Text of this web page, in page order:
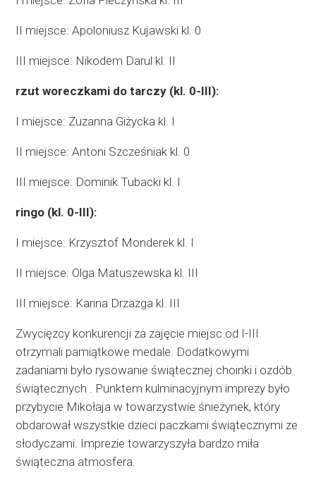
II miejsce: Apoloniusz Kujawski kl. 0
III miejsce: Nikodem Darul kl. II
rzut woreczkami do tarczy (kl. 0-III):
I miejsce: Zuzanna Giżycka kl. I
II miejsce: Antoni Szcześniak kl. 0
III miejsce: Dominik Tubacki kl. I
ringo (kl. 0-III):
I miejsce: Krzysztof Monderek kl. I
II miejsce: Olga Matuszewska kl. III
III miejsce: Karina Drzazga kl. III
Zwycięzcy konkurencji za zajęcie miejsc od I-III
otrzymali pamiątkowe medale. Dodatkowymi
zadaniami było rysowanie świątecznej choinki i ozdób
świątecznych . Punktem kulminacyjnym imprezy było
przybycie Mikołaja w towarzystwie śnieżynek, który
obdarował wszystkie dzieci paczkami świątecznymi ze
słodyczami. Imprezie towarzyszyła bardzo miła
świąteczna atmosfera.